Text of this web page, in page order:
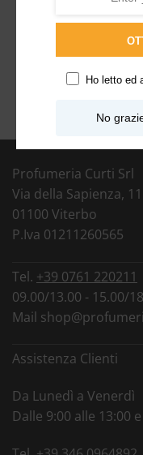
Profumeria Curti Srl
Via della Sapienza, 11
01100 Viterbo
P.Iva 01211260565
Tel. +39 0761 220211
09.00/13.00 - 15.00/
Mail
Assistenza Clienti
Da Lunedì a Venerdì
Dalle 9:00 alle 13:00
Ho letto ed
No